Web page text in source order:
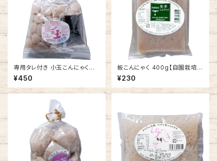
専用タレ付き 小玉こんにゃくセッ
ト 250g×2【自園栽培 生芋こ
んにゃく 三分玉】
¥450
板こんにゃく 400g【自園栽培
生芋こんにゃく】
¥230